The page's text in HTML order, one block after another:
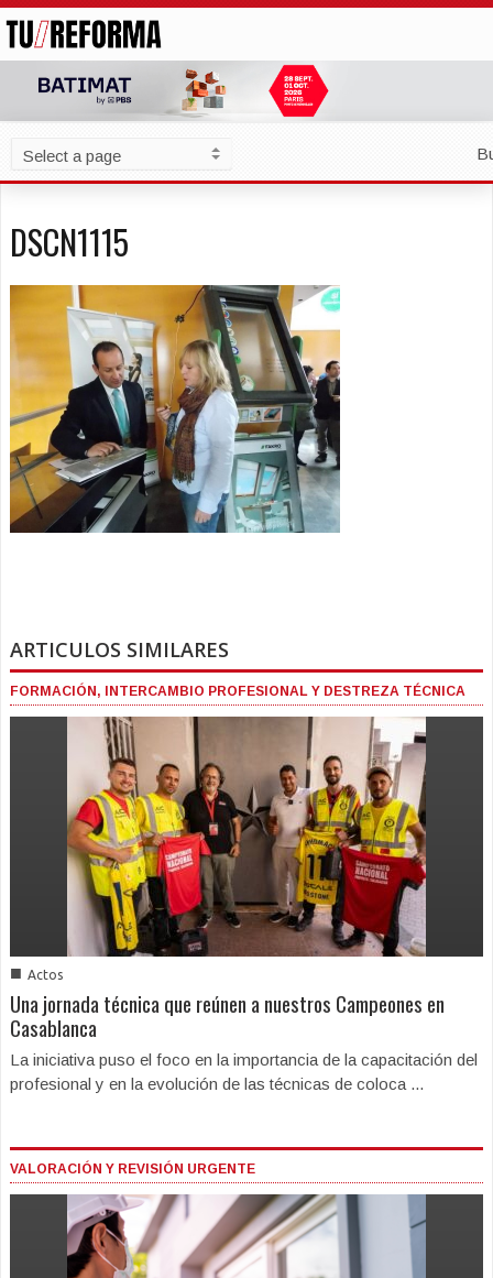
DSCN1115
ARTICULOS SIMILARES
FORMACIÓN, INTERCAMBIO PROFESIONAL Y DESTREZA TÉCNICA
■ Actos
Una jornada técnica que reúnen a nuestros Campeones en
Casablanca
La iniciativa puso el foco en la importancia de la capacitación del
profesional y en la evolución de las técnicas de coloca ...
VALORACIÓN Y REVISIÓN URGENTE